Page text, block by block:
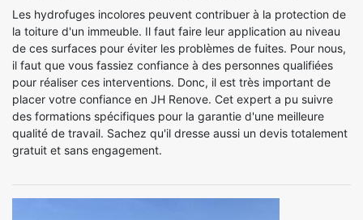
Les hydrofuges incolores peuvent contribuer à la protection de
la toiture d'un immeuble. Il faut faire leur application au niveau
de ces surfaces pour éviter les problèmes de fuites. Pour nous,
il faut que vous fassiez confiance à des personnes qualifiées
pour réaliser ces interventions. Donc, il est très important de
placer votre confiance en JH Renove. Cet expert a pu suivre
des formations spécifiques pour la garantie d'une meilleure
qualité de travail. Sachez qu'il dresse aussi un devis totalement
gratuit et sans engagement.